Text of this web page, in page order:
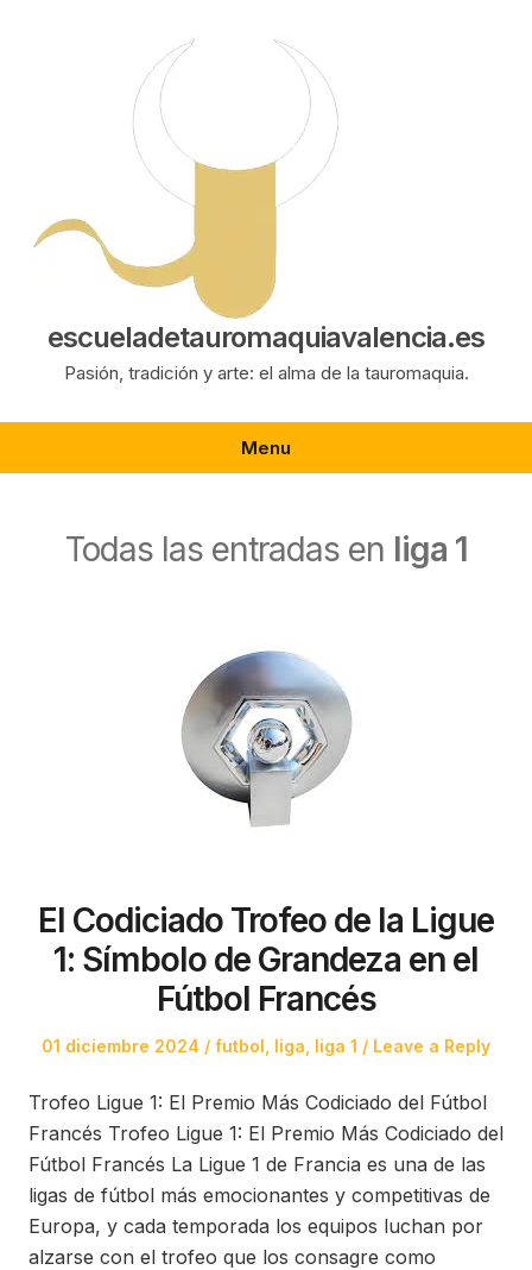
escueladetauromaquiavalencia.es
Pasión, tradición y arte: el alma de la tauromaquia.
Menu
Todas las entradas en liga 1
El Codiciado Trofeo de la Ligue
1: Símbolo de Grandeza en el
Fútbol Francés
Posted
01 diciembre 2024
Posted
futbol liga liga 1 Leave a Reply
Trofeo Ligue 1: El Premio Más Codiciado del Fútbol
Francés Trofeo Ligue 1: El Premio Más Codiciado del
Fútbol Francés La Ligue 1 de Francia es una de las
ligas de fútbol más emocionantes y competitivas de
Europa, y cada temporada los equipos luchan por
alzarse con el trofeo que los consagre como